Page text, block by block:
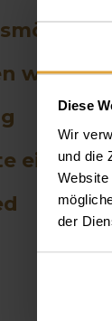
Diese
Wir
und die
der
wir
ein